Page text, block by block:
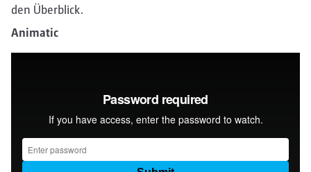
den Überblick.
Animatic